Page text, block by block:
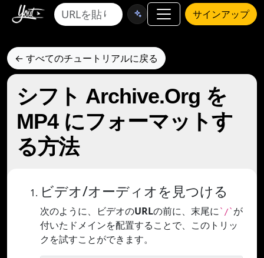
サインアップ
← すべてのチュートリアルに戻る
シフト Archive.Org を
MP4 にフォーマットす
る方法
ビデオ/オーディオを見つける
次のように、ビデオのURLの前に、末尾に `/` が
付いたドメインを配置することで、このトリッ
クを試すことができます。